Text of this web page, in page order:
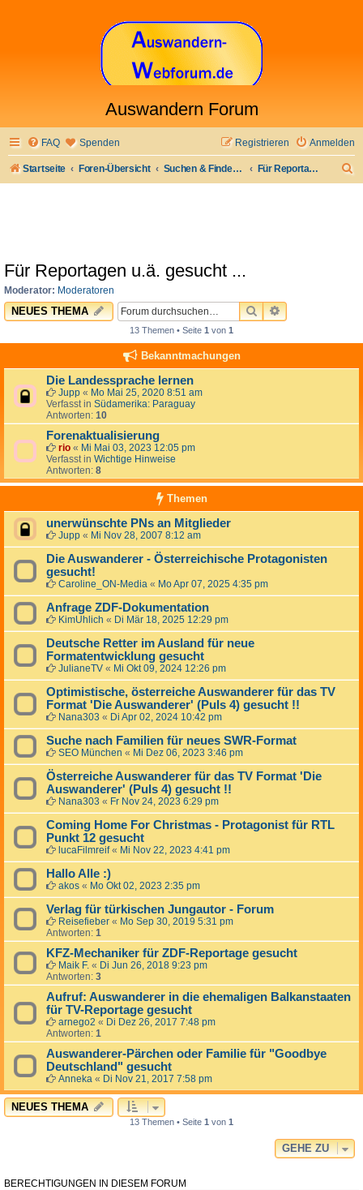
Auswandern Forum
FAQ Spenden Anmelden
Registrieren
Startseite Foren-Übersicht Suchen & Finden: Jobs & Arbeit und anderes Für Reportagen u.ä. gesucht ...
Für Reportagen u.ä. gesucht ...
Moderator: Moderatoren
NEUES THEMA SUCHEERWEITERTE
13 Themen • Seite 1 von 1
Bekanntmachungen
Die Landessprache lernen
Jupp « Mo Mai 25, 2020 8:51 am
Verfasst in Südamerika: Paraguay
Antworten: 10
Forenaktualisierung
rio « Mi Mai 03, 2023 12:05 pm
Verfasst in Wichtige Hinweise
Antworten: 8
Themen
unerwünschte PNs an Mitglieder
Jupp « Mi Nov 28, 2007 8:12 am
Die Auswanderer - Österreichische Protagonisten
gesucht!
Caroline_ON-Media « Mo Apr 07, 2025 4:35 pm
Anfrage ZDF-Dokumentation
KimUhlich « Di Mär 18, 2025 12:29 pm
Deutsche Retter im Ausland für neue
Formatentwicklung gesucht
JulianeTV « Mi Okt 09, 2024 12:26 pm
Optimistische, österreiche Auswanderer für das TV
Format 'Die Auswanderer' (Puls 4) gesucht !!
Nana303 « Di Apr 02, 2024 10:42 pm
Suche nach Familien für neues SWR-Format
SEO München « Mi Dez 06, 2023 3:46 pm
Österreiche Auswanderer für das TV Format 'Die
Auswanderer' (Puls 4) gesucht !!
Nana303 « Fr Nov 24, 2023 6:29 pm
Coming Home For Christmas - Protagonist für RTL
Punkt 12 gesucht
lucaFilmreif« Mi Nov 22, 2023 4:41 pm
Hallo Alle :)
akos « Mo Okt 02, 2023 2:35 pm
Verlag für türkischen Jungautor - Forum
Reisefieber « Mo Sep 30, 2019 5:31 pm
Antworten: 1
KFZ-Mechaniker für ZDF-Reportage gesucht
Maik F. « Di Jun 26, 2018 9:23 pm
Antworten: 3
Aufruf: Auswanderer in die ehemaligen Balkanstaaten
für TV-Reportage gesucht
arnego2 « Di Dez 26, 2017 7:48 pm
Antworten: 1
Auswanderer-Pärchen oder Familie für "Goodbye
Deutschland" gesucht
Anneka « Di Nov 21, 2017 7:58 pm
NEUES THEMA
13 Themen • Seite 1 von 1
GEHE ZU
BERECHTIGUNGEN IN DIESEM FORUM